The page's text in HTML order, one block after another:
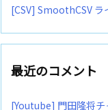
[CSV] SmoothCSV ラ
最近のコメント
[Youtube] 門田隆将チ